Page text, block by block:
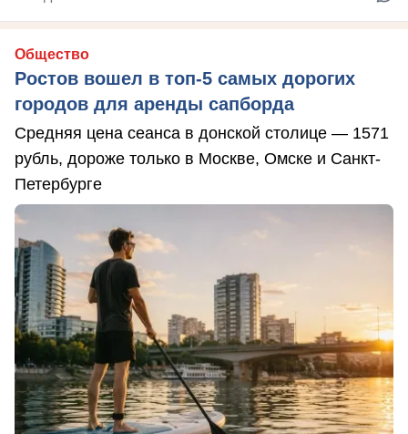
Общество
Ростов вошел в топ-5 самых дорогих
городов для аренды сапборда
Средняя цена сеанса в донской столице — 1571
рубль, дороже только в Москве, Омске и Санкт-
Петербурге